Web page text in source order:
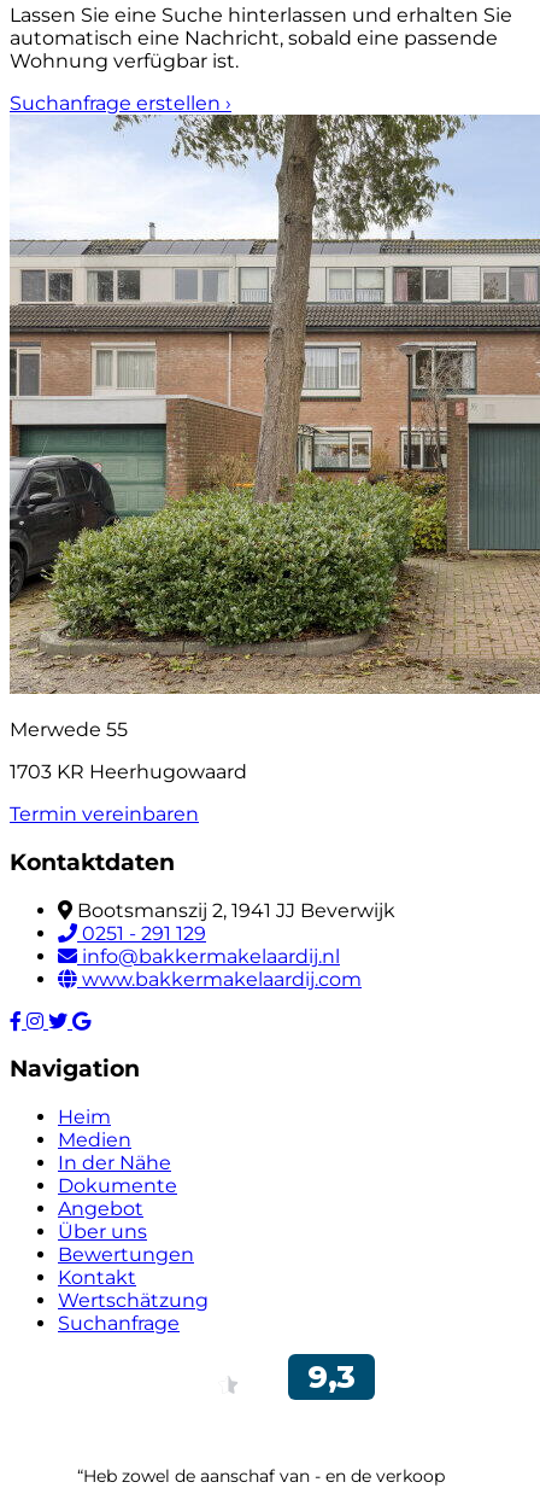
Lassen Sie eine Suche hinterlassen und erhalten Sie
automatisch eine Nachricht, sobald eine passende
Wohnung verfügbar ist.
Suchanfrage erstellen ›
Merwede 55
1703 KR Heerhugowaard
Termin vereinbaren
Kontaktdaten
Bootsmanszij 2, 1941 JJ Beverwijk
0251 - 291 129
info@bakkermakelaardij.nl
www.bakkermakelaardij.com
Navigation
Heim
Medien
In der Nähe
Dokumente
Angebot
Über uns
Bewertungen
Kontakt
Wertschätzung
Suchanfrage
“Heb zowel de aanschaf van - en de verkoop